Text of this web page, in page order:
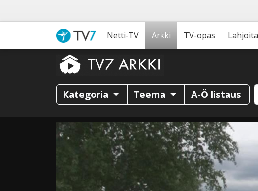
Netti-TV Arkki TV-opas Lahjoita
Kategoria Teema A-Ö listaus